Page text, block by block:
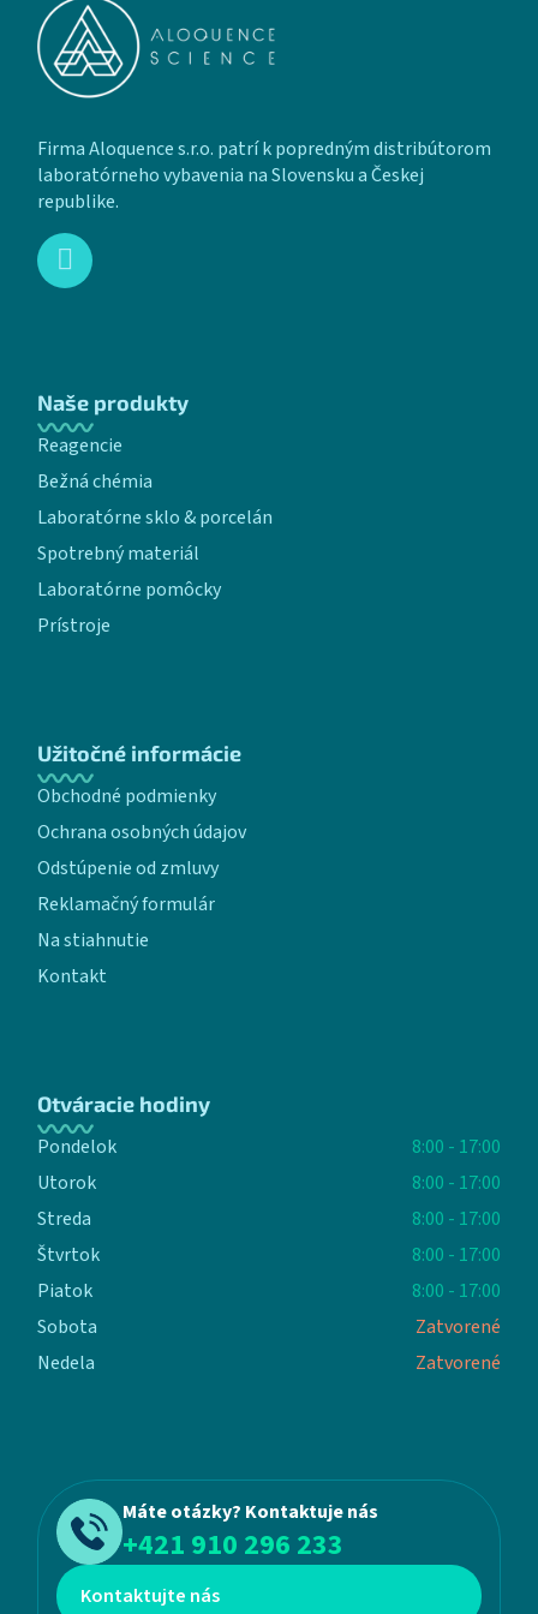
Firma Aloquence s.r.o. patrí k popredným distribútorom
laboratórneho vybavenia na Slovensku a Českej
republike.
Naše produkty
Reagencie
Bežná chémia
Laboratórne sklo & porcelán
Spotrebný materiál
Laboratórne pomôcky
Prístroje
Užitočné informácie
Obchodné podmienky
Ochrana osobných údajov
Odstúpenie od zmluvy
Reklamačný formulár
Na stiahnutie
Kontakt
Otváracie hodiny
Pondelok
8:00 - 17:00
Utorok
8:00 - 17:00
Streda
8:00 - 17:00
Štvrtok
8:00 - 17:00
Piatok
8:00 - 17:00
Sobota
Zatvorené
Nedela
Zatvorené
Máte otázky? Kontaktuje nás
+421 910 296 233
Kontaktujte nás